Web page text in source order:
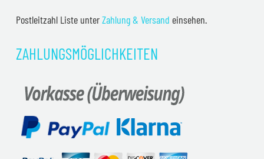
Postleitzahl Liste unterZahlung & Versand einsehen.
ZAHLUNGSMÖGLICHKEITEN